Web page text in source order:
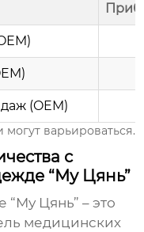
(OEM)
варьироваться.
с
“Му Цянь”
Цянь” – это
медицинских